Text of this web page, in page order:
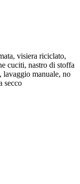
visiera riciclato,
cuciti, nastro di stoffa
lavaggio manuale, no
secco